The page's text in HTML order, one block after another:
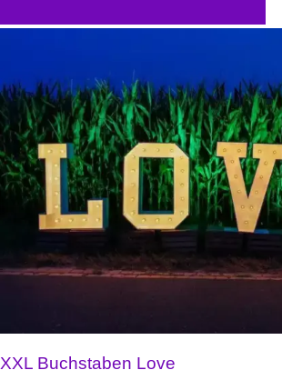
XXL Buchstaben Love